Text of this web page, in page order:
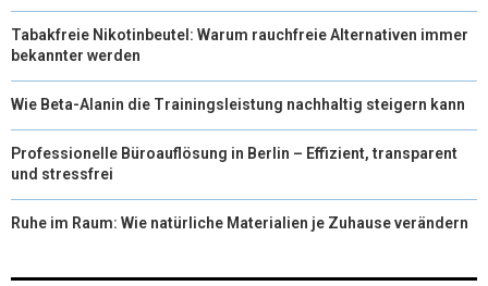
Tabakfreie Nikotinbeutel: Warum rauchfreie Alternativen immer
bekannter werden
Wie Beta-Alanin die Trainingsleistung nachhaltig steigern kann
Professionelle Büroauflösung in Berlin – Effizient, transparent
und stressfrei
Ruhe im Raum: Wie natürliche Materialien je Zuhause verändern